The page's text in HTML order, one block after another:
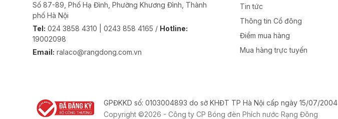
Số 87-89, Phố Hạ Đình, Phường Khương Đình, Thành
phố Hà Nội
Tel: 024 3858 4310 | 0243 858 4165 / Hotline:
19002098
Email: ralaco@rangdong.com.vn
Tin tức
Thông tin Cổ đông
Điểm mua hàng
Mua hàng trực tuyến
GPĐKKD số: 0103004893 do sở KHĐT TP Hà Nội cấp ngày 15/07/2004
Copyright ©2026 - Công ty CP Bóng đèn Phích nước Rạng Đông